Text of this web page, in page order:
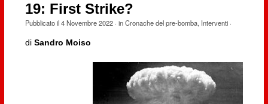
19: First Strike?
Pubblicato il4 Novembre 2022· inCronache del pre-bomba, Interventi·
di Sandro Moiso